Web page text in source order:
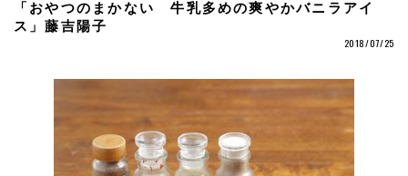
「おやつのまかない 牛乳多めの爽やかバニラアイ
ス」藤吉陽子
2018/07/25